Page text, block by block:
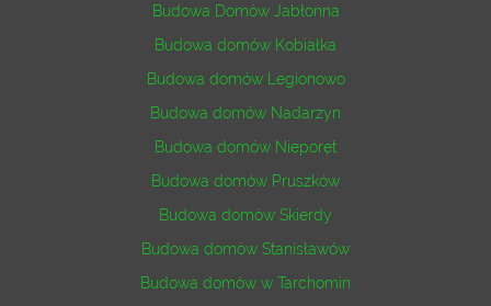
Budowa Domów Jabłonna
Budowa domów Kobiałka
Budowa domów Legionowo
Budowa domów Nadarzyn
Budowa domów Nieporęt
Budowa domów Pruszków
Budowa domów Skierdy
Budowa domów Stanisławów
Budowa domów w Tarchomin